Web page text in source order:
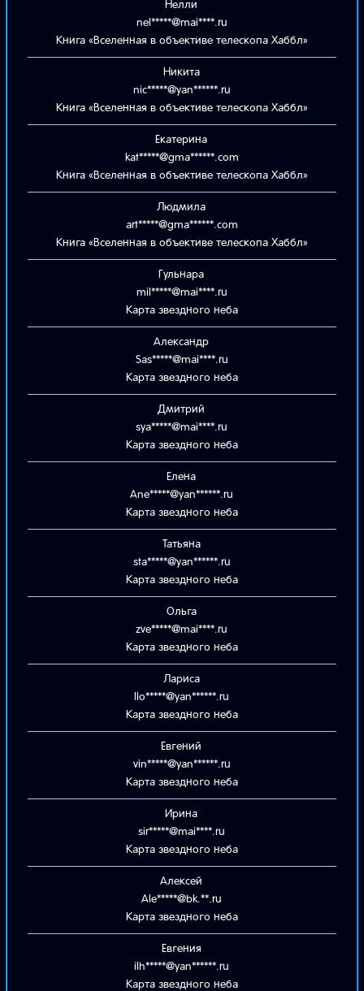
Нелли
nel*****@mai****.ru
Книга «Вселенная в объективе телескопа Хаббл»
Никита
nic*****@yan******.ru
Книга «Вселенная в объективе телескопа Хаббл»
Екатерина
kat*****@gma******.com
Книга «Вселенная в объективе телескопа Хаббл»
Людмила
art*****@gma******.com
Книга «Вселенная в объективе телескопа Хаббл»
Гульнара
mil*****@mai****.ru
Карта звездного неба
Александр
Sas*****@mai****.ru
Карта звездного неба
Дмитрий
sya*****@mai****.ru
Карта звездного неба
Елена
Ane*****@yan******.ru
Карта звездного неба
Татьяна
sta*****@yan******.ru
Карта звездного неба
Ольга
zve*****@mai****.ru
Карта звездного неба
Лариса
llo*****@yan******.ru
Карта звездного неба
Евгений
vin*****@yan******.ru
Карта звездного неба
Ирина
sir*****@mai****.ru
Карта звездного неба
Алексей
Ale*****@bk.**.ru
Карта звездного неба
Евгения
ilh*****@yan******.ru
Карта звездного неба